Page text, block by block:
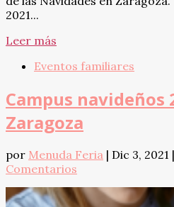
2021...
Leer más
Eventos familiares
Campus navideños
Zaragoza
por Menuda Feria | Dic 3, 2021 |
Comentarios